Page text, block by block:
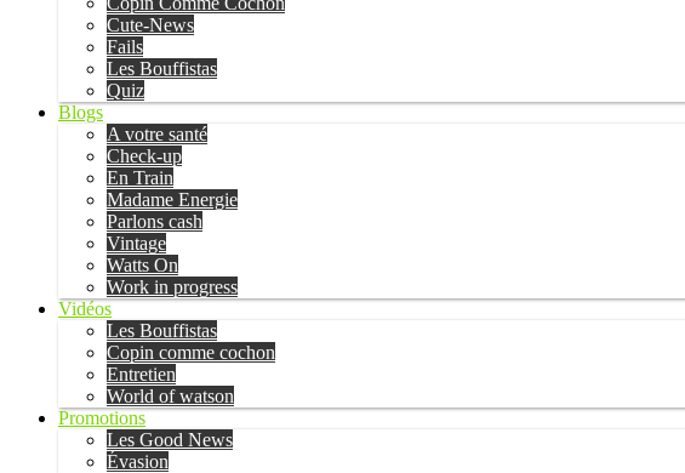
Cute-News
Fails
Les Bouffistas
Quiz
Blogs
A votre santé
Check-up
En Train
Madame Energie
Parlons cash
Vintage
Watts On
Work in progress
Vidéos
Les Bouffistas
Copin comme cochon
Entretien
World of watson
Promotions
Les Good News
Évasion